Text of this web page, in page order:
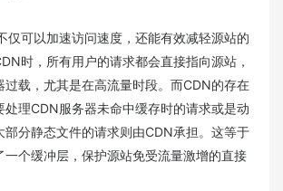
仅可以加速访问速度，还能有效减轻源站的
时，所有用户的请求都会直接指向源站，
过载，尤其是在高流量时段。而CDN的存在
处理CDN服务器未命中缓存时的请求或是动
部分静态文件的请求则由CDN承担。这等于
一个缓冲层，保护源站免受流量激增的直接